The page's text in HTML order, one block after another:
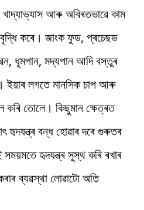
আৰু অবিৰতভাৱে কাম
কৰে। জাংক ফুড, প্ৰচেছড
ধূমপান, মদ্যপান আদি বস্তুৰ
ইয়াৰ লগতে মানসিক চাপ আৰু
কৰি তোলে। কিছুমান ক্ষেত্ৰত
হৃদযন্ত্ৰ বন্ধ হোৱাৰ দৰে গুৰুতৰ
হৃদযন্ত্ৰ সুস্থ কৰি ৰখাৰ
ব্যৱস্থা লোৱাটো অতি